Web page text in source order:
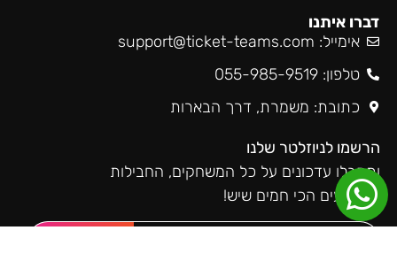
דברו איתנו
אימייל: support@ticket-teams.com
טלפון: 055-985-9519
כתובת: משמרת, דרך הבארות
הרשמו לניוזלטר שלנו
ותקבלו עדכונים על כל המשחקים, החבילות
והאירועים הכי חמים שיש!